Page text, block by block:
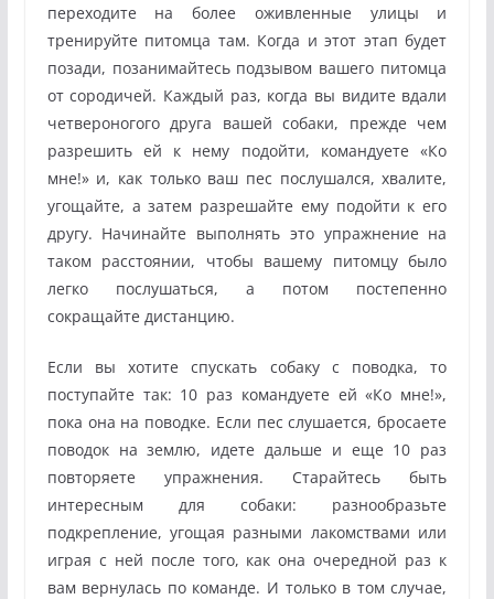
переходите на более оживленные улицы и
тренируйте питомца там. Когда и этот этап будет
позади, позанимайтесь подзывом вашего питомца
от сородичей. Каждый раз, когда вы видите вдали
четвероногого друга вашей собаки, прежде чем
разрешить ей к нему подойти, командуете «Ко
мне!» и, как только ваш пес послушался, хвалите,
угощайте, а затем разрешайте ему подойти к его
другу. Начинайте выполнять это упражнение на
таком расстоянии, чтобы вашему питомцу было
легко послушаться, а потом постепенно
сокращайте дистанцию.
Если вы хотите спускать собаку с поводка, то
поступайте так: 10 раз командуете ей «Ко мне!»,
пока она на поводке. Если пес слушается, бросаете
поводок на землю, идете дальше и еще 10 раз
повторяете упражнения. Старайтесь быть
интересным для собаки: разнообразьте
подкрепление, угощая разными лакомствами или
играя с ней после того, как она очередной раз к
вам вернулась по команде. И только в том случае,